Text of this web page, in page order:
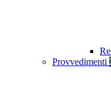
Provvedimenti